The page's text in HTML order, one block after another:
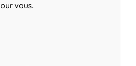
vous.